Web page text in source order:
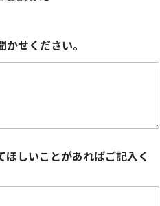
せください。
しいことがあればご記入く